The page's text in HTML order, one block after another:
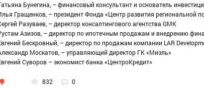
Бунегина, – финансовый консультант и основатель
Гращенков, – президент Фонда «Центр развития региональной
Разуваев, – директор консалтингового агентства GMK
Азизов, – директор по ипотечным продажам и внедрению
Бескровный, – директор по продажам компании LAR
Москатов, – управляющий директор ГК «Миэль»
Суворов – экономист банка «ЦентроКредит»
832 0